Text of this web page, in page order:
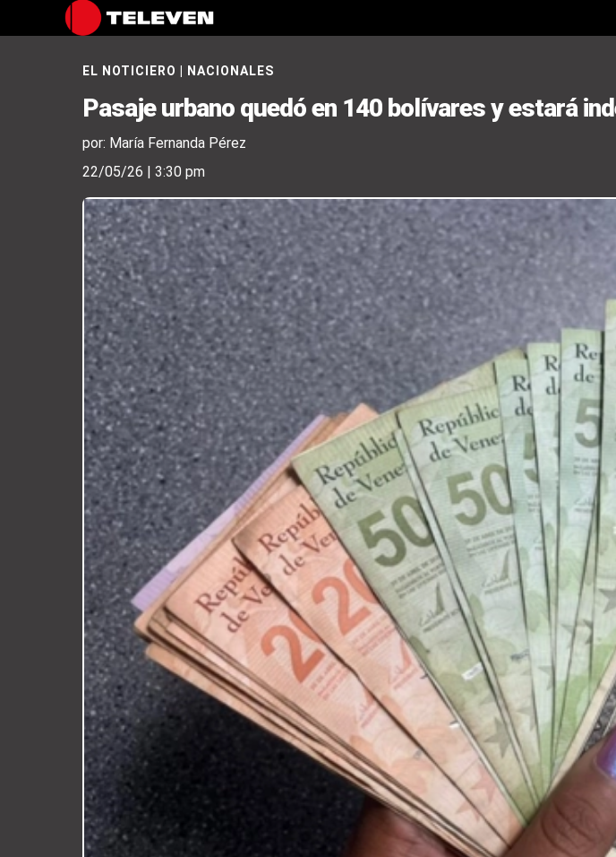
EL NOTICIERO NACIONALES
Pasaje urbano quedó en 140 bolívares y estará
por: María Fernanda Pérez
22/05/26 | 3:30 pm